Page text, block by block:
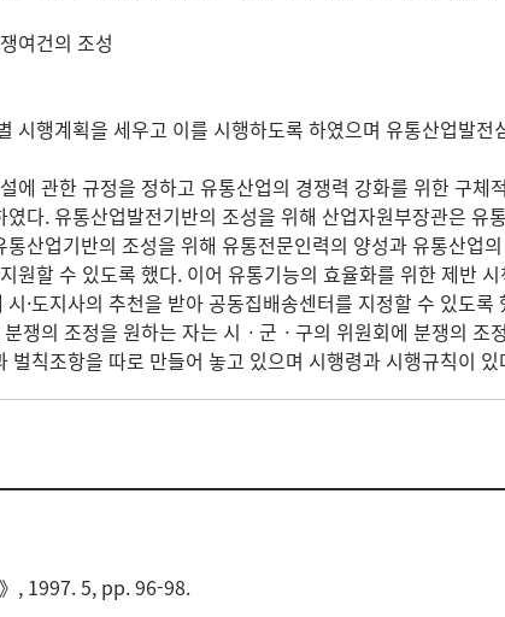
여건의 조성
시행계획을 세우고 이를 시행하도록 하였으며 유통산업발
에 관한 규정을 정하고 유통산업의 경쟁력 강화를 위한 구
다. 유통산업발전기반의 조성을 위해 산업자원부장관은
산업기반의 조성을 위해 유통전문인력의 양성과 유통산업
원할 수 있도록 했다. 이어 유통기능의 효율화를 위한 제반
·도지사의 추천을 받아 공동집배송센터를 지정할 수 있도
쟁의 조정을 원하는 자는 시ㆍ군ㆍ구의 위원회에 분쟁의
칙조항을 따로 만들어 놓고 있으며 시행령과 시행규칙이 있
, 1997. 5, pp. 96-98.